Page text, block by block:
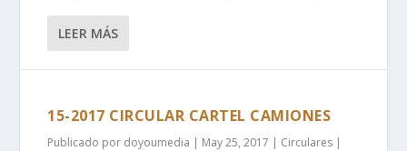
LEER MÁS
15-2017 CIRCULAR CARTEL CAMIONES
Publicado por doyoumedia | May 25, 2017 | Circulares |